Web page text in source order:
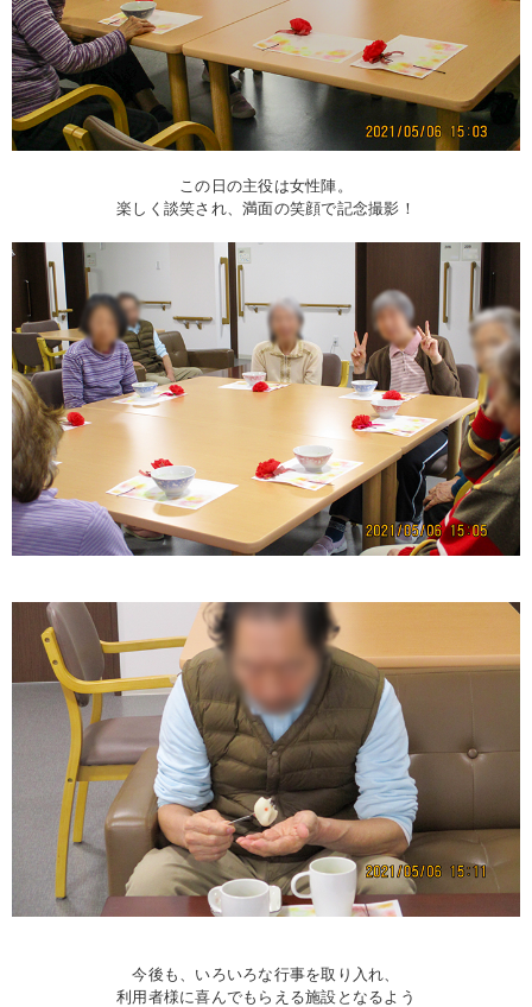
この日の主役は女性陣。
楽しく談笑され、満面の笑顔で記念撮影！
今後も、いろいろな行事を取り入れ、
利用者様に喜んでもらえる施設となるよう